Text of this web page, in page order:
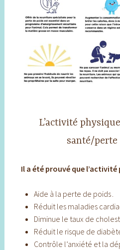
L’activité
santé/perte
Il a été prouvé que l’activité
Aide à la perte de poids .
Réduit les maladies
Diminue le taux de
Réduit le risque de
Contrôle l’anxiété et la